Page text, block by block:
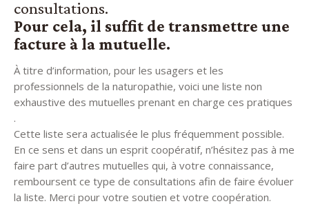
consultations.
Pour cela, il suffit de transmettre une
facture à la mutuelle.
À titre d’information, pour les usagers et les
professionnels de la naturopathie, voici une liste non
exhaustive des mutuelles prenant en charge ces pratiques
.
Cette liste sera actualisée le plus fréquemment possible.
En ce sens et dans un esprit coopératif, n’hésitez pas à me
faire part d’autres mutuelles qui, à votre connaissance,
remboursent ce type de consultations afin de faire évoluer
la liste. Merci pour votre soutien et votre coopération.